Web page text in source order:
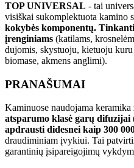
TOP UNIVERSAL - tai
visiškai sukomplektuota kamino
kokybės komponentų.
įrenginiams (katilams,
dujomis, skystuoju, kietuoju
biomase, akmens anglimi).
PRANAŠUMAI
Kaminuose naudojama
atsparumo klasė garų difuzijai
apdrausti didesnei kaip 300
draudiminiam įvykiui. Tai
garantinių įsipareigojimų